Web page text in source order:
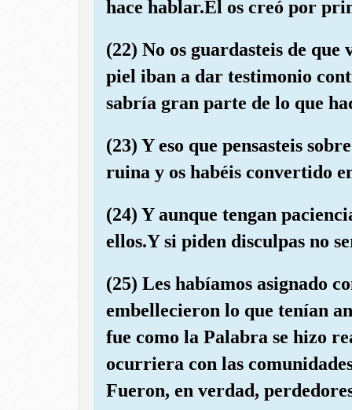
hace hablar.Él os creó por
(22) No os guardasteis de
piel iban a dar testimonio
sabría gran parte de lo que
(23) Y eso que pensasteis
ruina y os habéis convertido
(24) Y aunque tengan
ellos.Y si piden disculpas no
(25) Les habíamos asignado
embellecieron lo que tenían
fue como la Palabra se hizo
ocurriera con las
Fueron, en verdad,